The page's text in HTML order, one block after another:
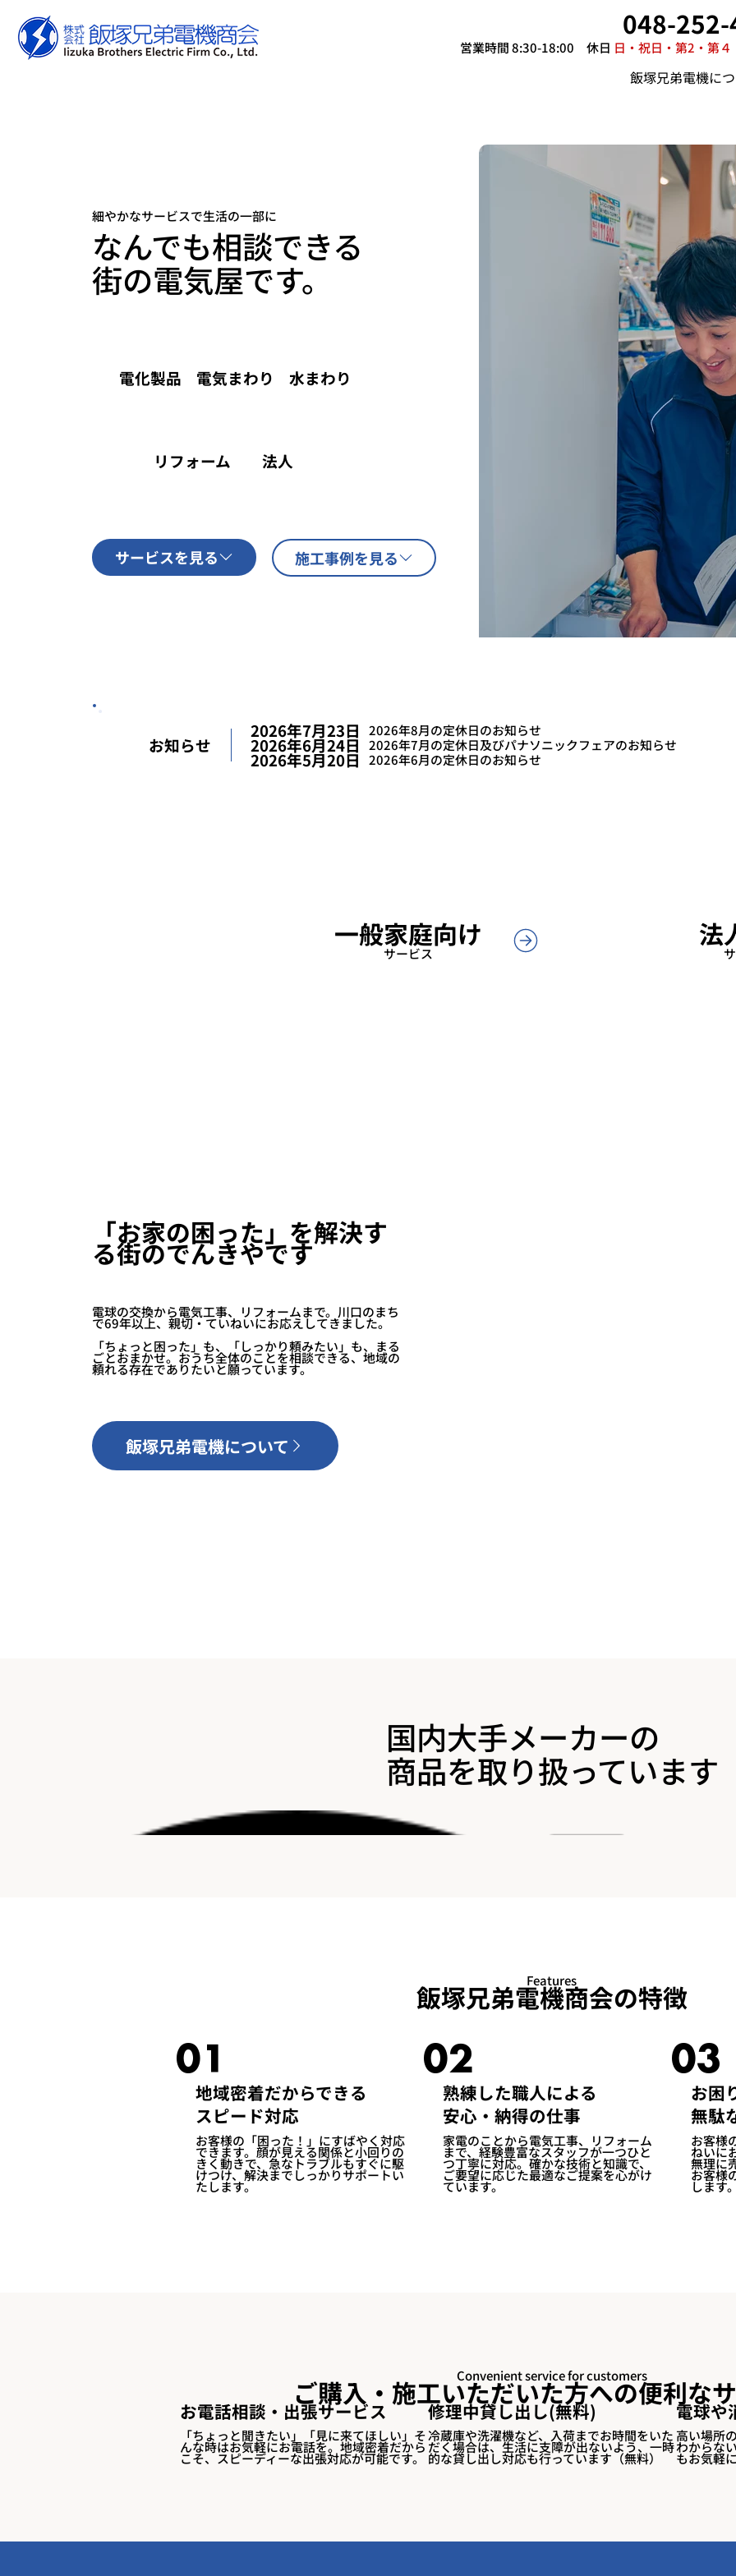
048-
営業時間 8:30-18:00 休日 日・祝日・第2・第
飯塚兄弟電機に
細やかなサービスで生活の一部に
なんでも相談できる
街の電気屋です。
電化製品 電気まわり 水まわり
リフォーム 法人
サービスを見る 施工事例を見る
お知らせ
2026年7月23日 2026年8月の定休日のお知らせ
2026年6月24日 2026年7月の定休日及びパナソニックフェアのお知らせ
2026年5月20日 2026年6月の定休日のお知らせ
一般家庭向け
サービス
法
「お家の困った」を解決す
る街のでんきやです
電球の交換から電気工事、リフォームまで。川口のまち
で69年以上、親切・ていねいにお応えしてきました。
「ちょっと困った」も、「しっかり頼みたい」も、まる
ごとおまかせ。おうち全体のことを相談できる、地域の
頼れる存在でありたいと願っています。
国内大手メーカーの
商品を取り扱っています
Features
飯塚兄弟電機商会の特徴
地域密着だからできる
スピード対応
お客様の「困った！」にすばやく対応
できます。顔が見える関係と小回りの
きく動きで、急なトラブルもすぐに駆
けつけ、解決までしっかりサポートい
たします。
01
熟練した職人による
安心・納得の仕事​
家電のことから電気工事、リフォーム
まで、経験豊富なスタッフが一つひと
つ丁寧に対応。確かな技術と知識で、
ご要望に応じた最適なご提案を心がけ
ています。
02
お困
無駄
お客様
ねいに
無理に
お客様
します。
03
Convenient service for customers
ご購入・施工いただいた方への便利な
​お電話相談・出張サービス
「ちょっと聞きたい」「見に来てほしい」そ
んな時はお気軽にお電話を。地域密着だから
こそ、スピーディーな出張対応が可能です。
​修理中貸し出し(無料)
冷蔵庫や洗濯機など、入荷までお時間をいた
だく場合は、生活に支障が出ないよう、一時
的な貸し出し対応も行っています（無料）
電球や
高い場所
わからな
もお気軽